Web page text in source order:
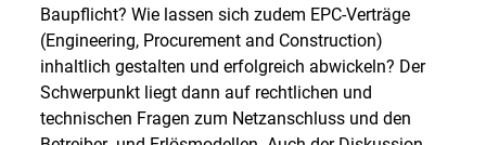
Baupflicht? Wie lassen sich zudem EPC-Verträge
(Engineering, Procurement and Construction)
inhaltlich gestalten und erfolgreich abwickeln? Der
Schwerpunkt liegt dann auf rechtlichen und
technischen Fragen zum Netzanschluss und den